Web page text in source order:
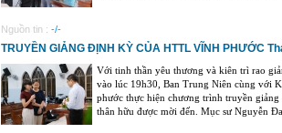
Nguồn tin : -/-
TRUYỀN GIẢNG ĐỊNH KỲ CỦA HTTL VĨNH PHƯỚC
Với tinh thần yêu thương và kiên trì rao
vào lúc 19h30, Ban Trung Niên cùng với
phước thực hiện chương trình truyền
thân hữu được mời đến. Mục sư Nguyễn